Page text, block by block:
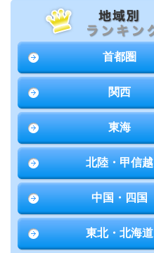
首都圏
関西
東海
北陸・甲信越
中国・四国
東北・北海道